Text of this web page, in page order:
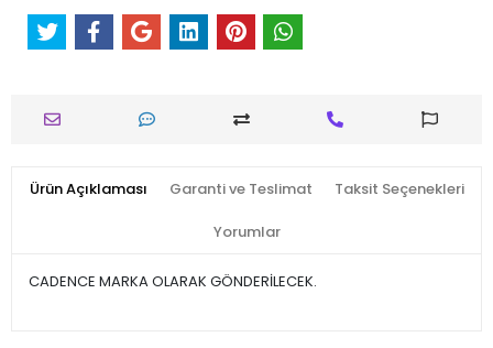
Ürün Açıklaması Garanti ve Teslimat Taksit Seçenekleri
Yorumlar
CADENCE MARKA OLARAK GÖNDERİLECEK.